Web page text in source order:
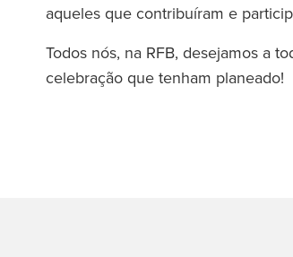
aqueles que contribuíram e
Todos nós, na RFB, desejamos a
celebração que tenham planeado!